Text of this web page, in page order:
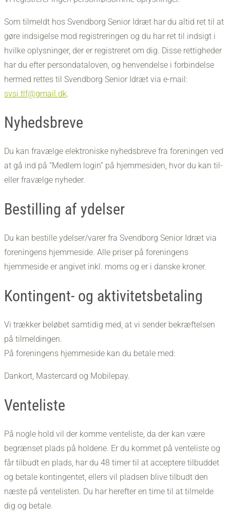
Som tilmeldt hos Svendborg Senior Idræt har du altid ret til at
gøre indsigelse mod registreringen og du har ret til indsigt i
hvilke oplysninger, der er registreret om dig. Disse rettigheder
har du efter persondataloven, og henvendelse i forbindelse
hermed rettes til Svendborg Senior Idræt via e-mail:
svsi.tlf@gmail.dk.
​Nyhedsbreve
​Du kan fravælge elektroniske nyhedsbreve fra foreningen ved
at gå ind på ”Medlem login” på hjemmesiden, hvor du kan til-
eller fravælge nyheder.
Bestilling af ydelser
​Du kan bestille ydelser/varer fra Svendborg Senior Idræt via
foreningens hjemmeside. Alle priser på foreningens
hjemmeside er angivet inkl. moms og er i danske kroner.
Kontingent- og aktivitetsbetaling
​Vi trækker beløbet samtidig med, at vi sender bekræftelsen
på tilmeldingen.
På foreningens hjemmeside kan du betale med:
Dankort, Mastercard og Mobilepay.
Venteliste
På nogle hold vil der komme venteliste, da der kan være
begrænset plads på holdene. Er du kommet på venteliste og
får tilbudt en plads, har du 48 timer til at acceptere tilbuddet
og betale kontingentet, ellers vil pladsen blive tilbudt den
næste på ventelisten. Du har herefter en time til at tilmelde
dig og betale.